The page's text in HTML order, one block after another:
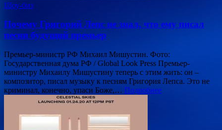
Шоу-биз
Почему Григорий Лепс не знал, что ему писал
песни будущий премьер
Премьер-министр РФ Михаил Мишустин. Фото:
Государственная дума РФ / Global Look Press Премьер-
министру Михаилу Мишустину теперь с этим жить: он –
композитор, писал музыку к песням Григория Лепса. Это не
криминал, конечно, упаси Боже,… Подробнее